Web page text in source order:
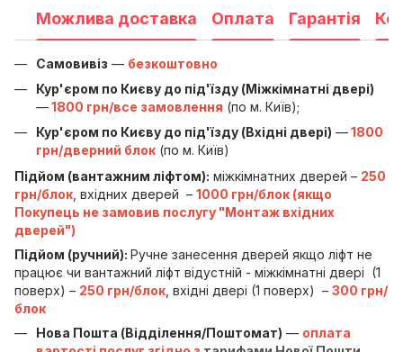
Можлива доставка Оплата Гарантія
Самовивіз — безкоштовно
Кур'єром по Києву до під'їзду (Міжкімнатні двері)
—1800 грн/все замовлення (по м. Київ);
Кур'єром по Києву до під'їзду (Вхідні двері) —1800
грн/дверний блок (по м. Київ)
Підйом (вантажним ліфтом): міжкімнатних дверей – 250
грн/блок , вхідних дверей – 1000 грн/блок (якщо
Покупець не замовив послугу "Монтаж вхідних
дверей")
Підйом (ручний): Ручне занесення дверей якщо ліфт не
працює чи вантажний ліфт відустній - міжкімнатні двері (1
поверх) – 250 грн/блок , вхідні двері (1 поверх) – 300 грн/
блок
Нова Пошта (Відділення/Поштомат) — оплата